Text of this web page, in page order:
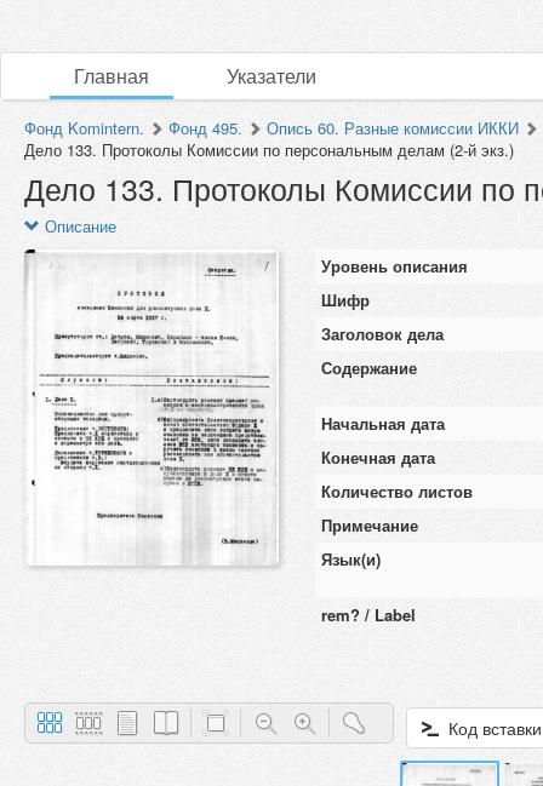
Главная Указатели
Фонд Komintern. Фонд 495.
Опись 60. Разные комиссии ИККИ
Дело 133. Протоколы Комиссии по персональным делам (2-й экз.)
Дело 133. Протоколы Комиссии по
Описание
Уровень описания
Шифр
Заголовок дела
Содержание
Начальная дата
Конечная дата
Количество листов
Примечание
Язык(и)
rem? / Label
Код вставки